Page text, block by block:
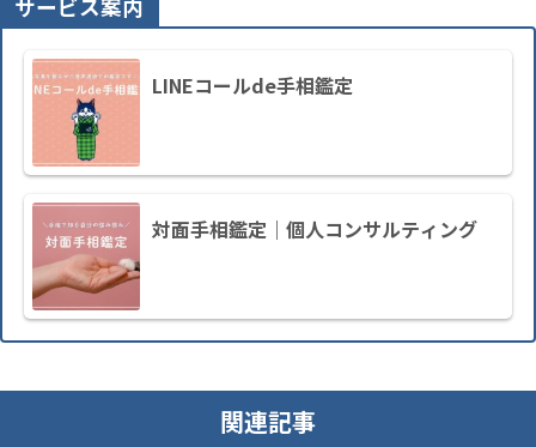
サービス案内
LINEコールde手相鑑定
対面手相鑑定｜個人コンサルティング
関連記事